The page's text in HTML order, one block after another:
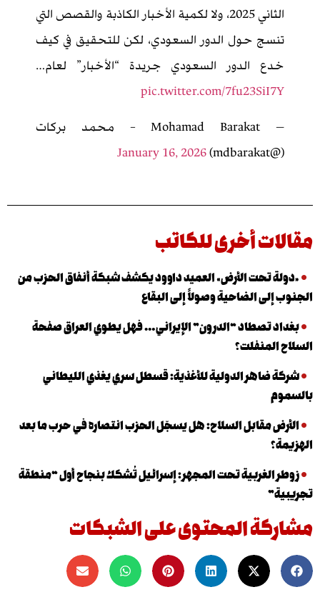
الثاني 2025، ولا لكمية الأخبار الكاذبة والقصص التي
حول الدور السعودي، لكن للتحقيق في كيف
الدور السعودي جريدة “الأخبار” لعام…
pic.twitter.com/
— Mohamad Barakat – محمد بركات
January 16, 2026
أخرى للكاتب
تحت الأرض» العميد داوود يكشف شبكة أنفاق الحزب من
الضاحية وصولاً إلى البقاع
تصطاد “الدرون” الإيراني… فهل يطوي العراق صفحة
الدولية للأغذية: قسطل سري يغذي الليطاني
مقابل السلاح: هل يسجّل الحزب انتصاره في حرب ما بعد
تحت المجهر: إسرائيل تُشكك بنجاح أول “منطقة
المحتوى على الشبكات